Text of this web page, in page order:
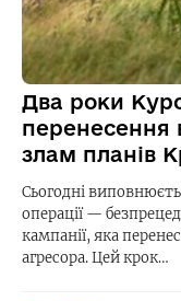
Два роки
перенесення
злам планів
Сьогодні
операції —
кампанії, яка
агресора. Цей крок…